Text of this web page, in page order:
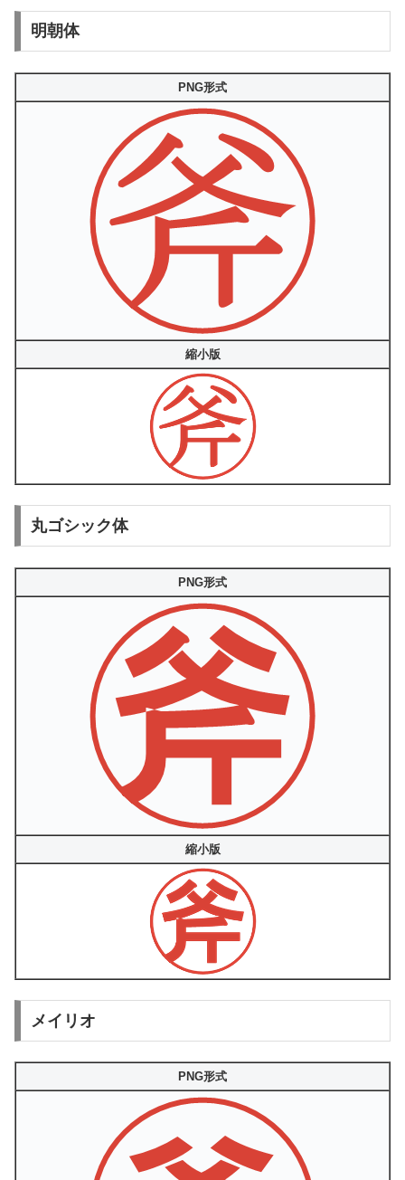
明朝体
PNG形式
縮小版
丸ゴシック体
PNG形式
縮小版
メイリオ
PNG形式